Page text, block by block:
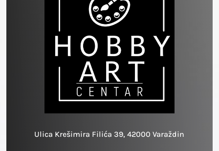
Ulica Krešimira Filića 39, 42000 Varaždin